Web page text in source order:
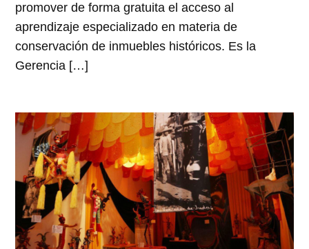
promover de forma gratuita el acceso al
aprendizaje especializado en materia de
conservación de inmuebles históricos. Es la
Gerencia […]